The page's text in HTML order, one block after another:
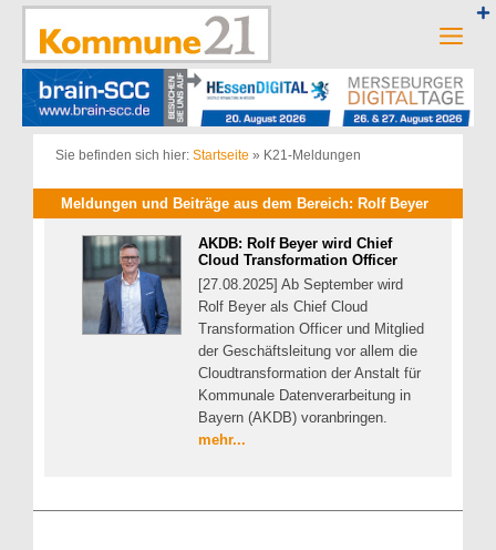
Zum
springen
Sie befinden sich hier: Startseite » K21-Meldungen
Meldungen und Beiträge aus dem Bereich: Rolf Beyer
AKDB: Rolf Beyer wird Chief
Cloud Transformation Officer
[27.08.2025] Ab September wird
Rolf Beyer als Chief Cloud
Transformation Officer und Mitglied
der Geschäftsleitung vor allem die
Cloudtransformation der Anstalt für
Kommunale Datenverarbeitung in
Bayern (AKDB) voranbringen.
mehr...